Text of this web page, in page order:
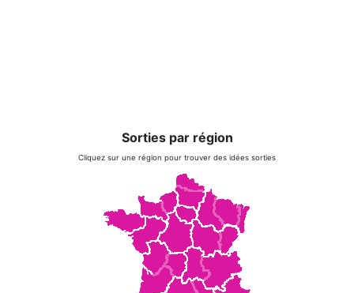
Sorties par région
Cliquez sur une région pour trouver des idées sorties